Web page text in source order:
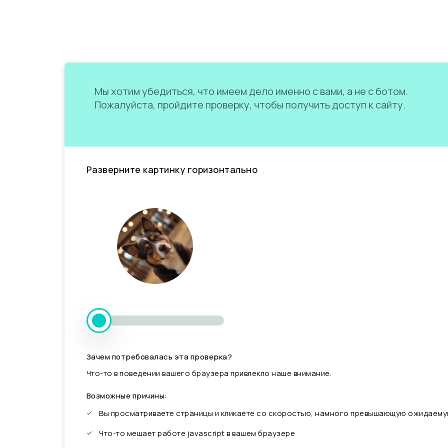
Мы хотим убедиться, что имеем дело именно с вами, а не с ботом.
Пожалуйста, пройдите проверку, чтобы получить доступ к сайту.
Разверните картинку горизонтально
Зачем потребовалась эта проверка?
Что-то в поведении вашего браузера привлекло наше внимание.
Возможные причины:
Вы просматриваете страницы и кликаете со скоростью, намного превышающую
Что-то мешает работе javascript в вашем браузере